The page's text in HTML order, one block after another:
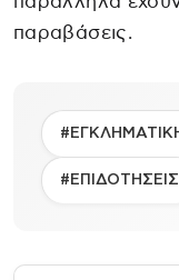
παραβάσεις.
#ΕΠΙΔΟΤΗΣΕΙΣ